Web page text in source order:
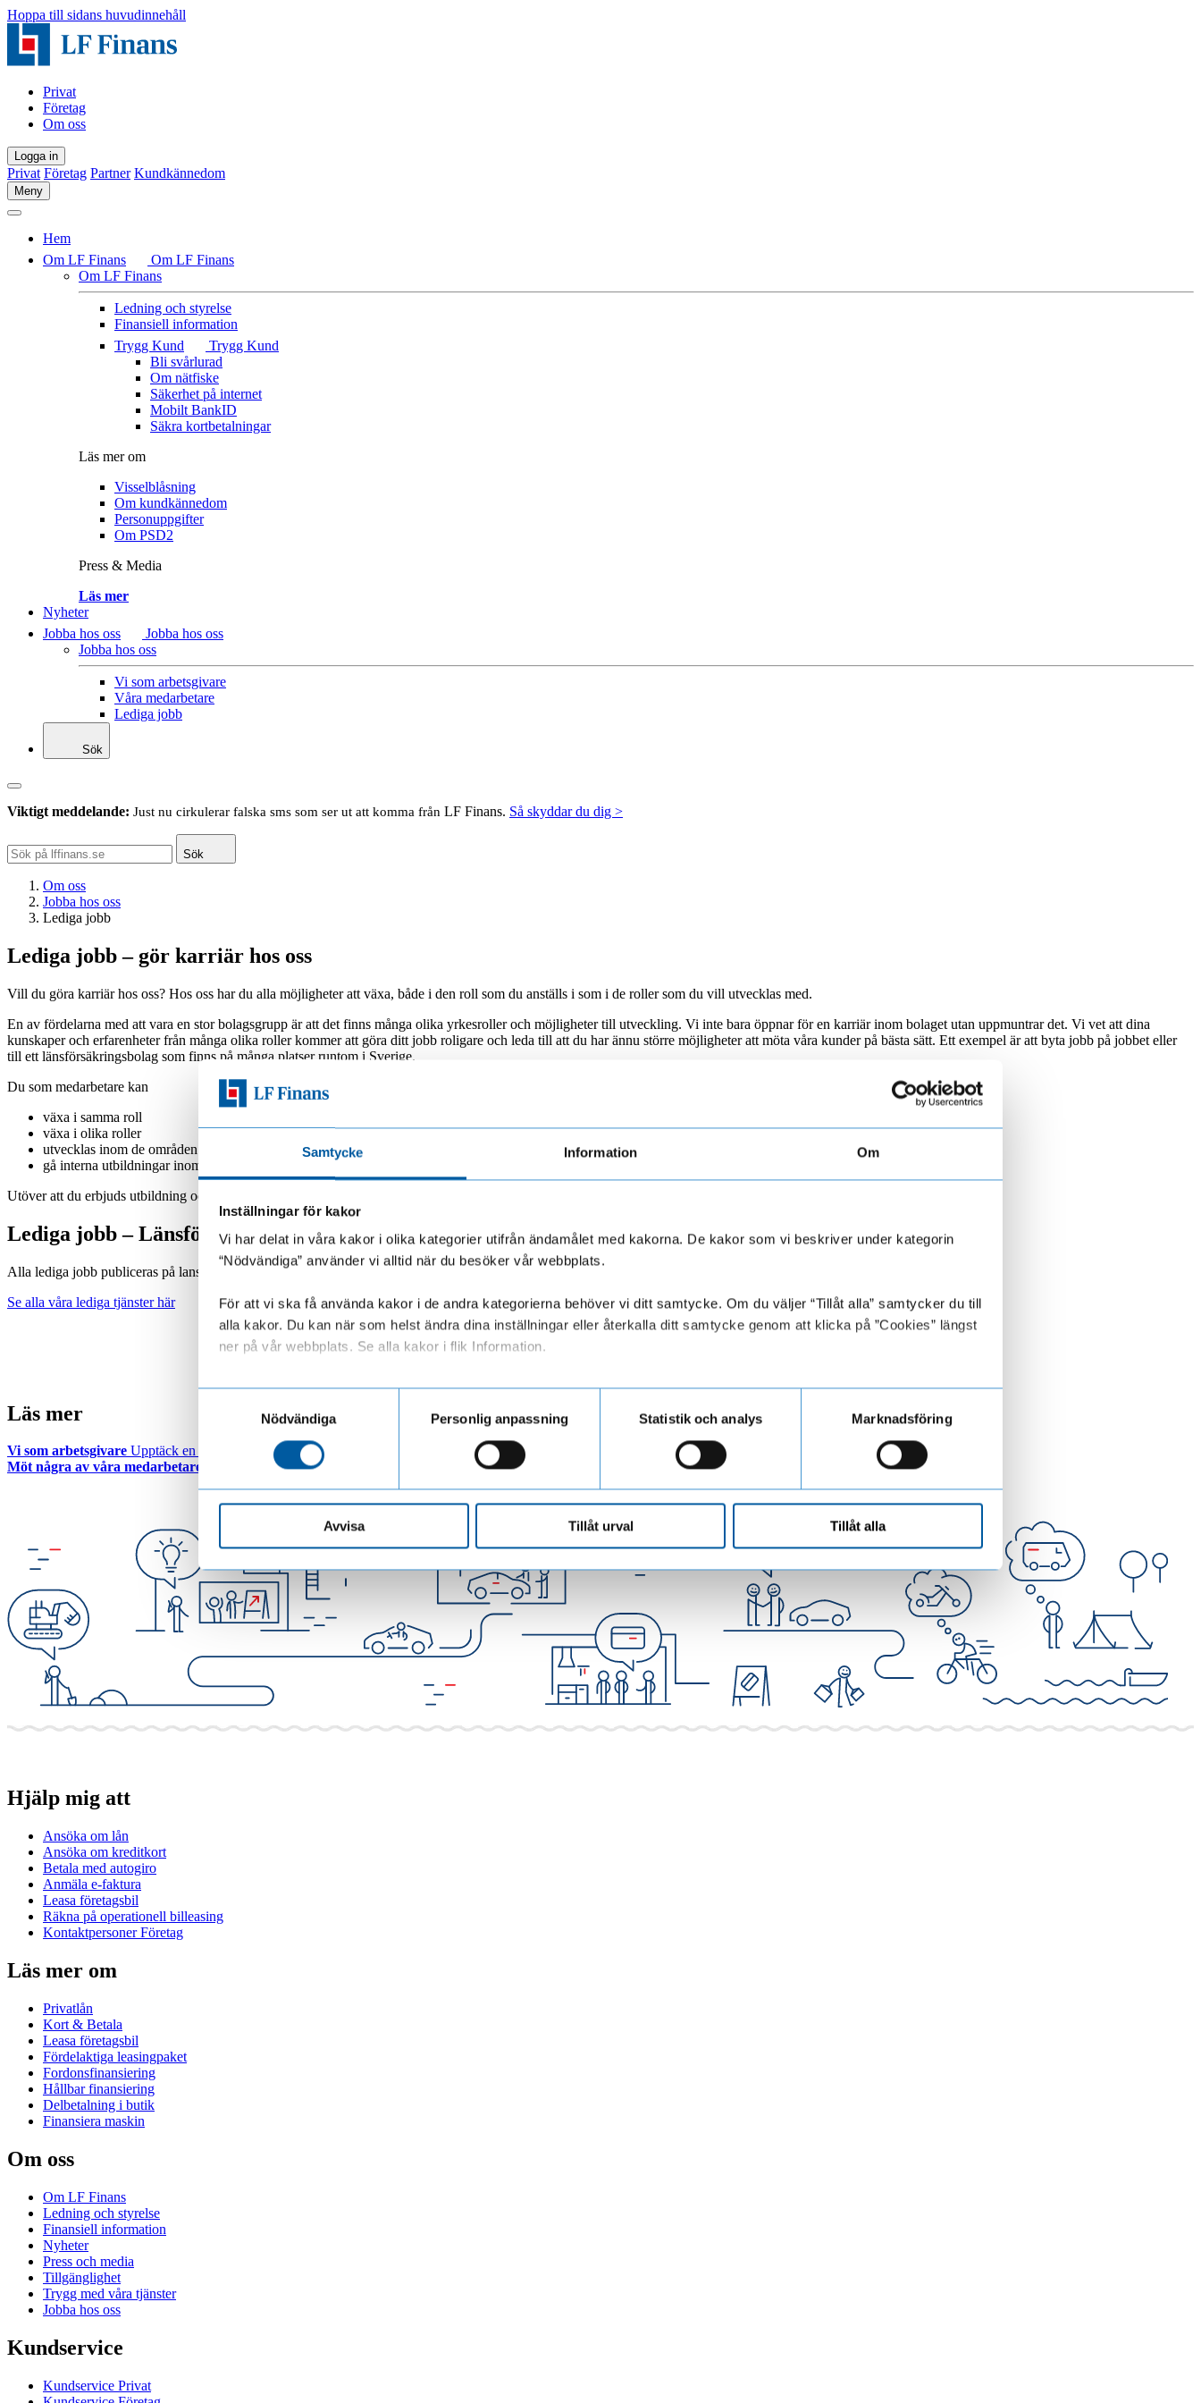
Samtycke Information Om
Inställningar för kakor
Vi har delat in våra kakor i olika kategorier utifrån ändamålet med kakorna. De kakor som vi beskriver under kategorin
“Nödvändiga” använder vi alltid när du besöker vår webbplats.
För att vi ska få använda kakor i de andra kategorierna behöver vi ditt samtycke. Om du väljer “Tillåt alla” samtycker du till
alla kakor. Du kan när som helst ändra dina inställningar eller återkalla ditt samtycke genom att klicka på ”Cookies” längst
ner på vår webbplats. Se alla kakor i flik Information.
Läs mer om hur vi behandlar personuppgifter när du besöker vår webbplats
Nödvändiga
Personlig anpassning Statistik och analys Marknadsföring
Avvisa Tillåt urval Tillåt alla
Hoppa till sidans huvudinnehåll
Privat
Företag
Om oss
Logga in
Privat Företag Partner Kundkännedom
Meny
Hem
Om LF Finans
Om LF Finans
Om LF Finans
Ledning och styrelse
Finansiell information
Trygg Kund
Trygg Kund
Bli svårlurad
Om nätfiske
Säkerhet på internet
Mobilt BankID
Säkra kortbetalningar
Läs mer om
Visselblåsning
Om kundkännedom
Personuppgifter
Om PSD2
Press & Media
Läs mer
Nyheter
Jobba hos oss
Jobba hos oss
Jobba hos oss
Vi som arbetsgivare
Våra medarbetare
Lediga jobb
Sök
Viktigt meddelande: Just nu cirkulerar falska sms som ser ut att komma från LF Finans. Så skyddar du dig >
Sök
Om oss
Jobba hos oss
Lediga jobb
Lediga jobb – gör karriär hos oss
Vill du göra karriär hos oss? Hos oss har du alla möjligheter att växa, både i den roll som du anställs i som i de roller som du vill utvecklas med.
En av fördelarna med att vara en stor bolagsgrupp är att det finns många olika yrkesroller och möjligheter till utveckling. Vi inte bara öppnar för en karriär inom bolaget utan uppmuntrar det. Vi vet att dina
kunskaper och erfarenheter från många olika roller kommer att göra ditt jobb roligare och leda till att du har ännu större möjligheter att möta våra kunder på bästa sätt. Ett exempel är att byta jobb på jobbet eller
till ett länsförsäkringsbolag som finns på många platser runtom i Sverige.
Du som medarbetare kan
växa i samma roll
växa i olika roller
utvecklas inom de områden du vill
gå interna utbildningar inom verksamheten.
Utöver att du erbjuds utbildning och kompetensutveckling i vår regi kan du även delta i våra utbildningsprogram. Dessutom arbetar vi med mentorskap.
Lediga jobb – Länsförsäkringar
Alla lediga jobb publiceras på lansforsakringar.se. Ansök via hemsidan eller enligt de instruktioner som anges i platsannonsen.
Se alla våra lediga tjänster här
Läs mer
Vi som arbetsgivare Upptäck en arbetsplats där hälsa, mångfald och hållbarhet är i fokus. Läs mer om våra värderingar och karriärmöjligheter.
Möt några av våra medarbetare
Människorna är vad som gör oss unika. Här får du träffa några av våra medarbetare som berättar om vad de gör här hos oss.
Hjälp mig att
Ansöka om lån
Ansöka om kreditkort
Betala med autogiro
Anmäla e-faktura
Leasa företagsbil
Räkna på operationell billeasing
Kontaktpersoner Företag
Läs mer om
Privatlån
Kort & Betala
Leasa företagsbil
Fördelaktiga leasingpaket
Fordonsfinansiering
Hållbar finansiering
Delbetalning i butik
Finansiera maskin
Om oss
Om LF Finans
Ledning och styrelse
Finansiell information
Nyheter
Press och media
Tillgänglighet
Trygg med våra tjänster
Jobba hos oss
Kundservice
Kundservice Privat